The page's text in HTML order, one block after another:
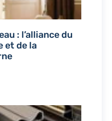
: l’alliance du
et de la